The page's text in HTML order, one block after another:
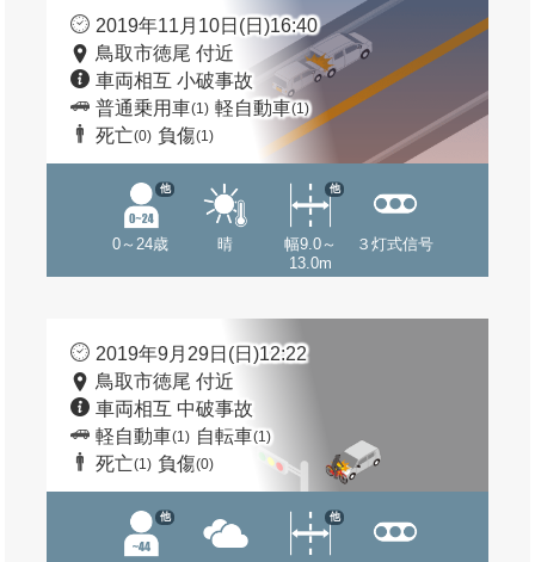
2019年11月10日(日)16:40
鳥取市徳尾 付近
車両相互 小破事故
普通乗用車(1) 軽自動車(1)
死亡(0) 負傷(1)
0～24歳
他
晴
幅9.0～
13.0m
他
３灯式信号
2019年9月29日(日)12:22
鳥取市徳尾 付近
車両相互 中破事故
軽自動車(1) 自転車(1)
死亡(1) 負傷(0)
他 他